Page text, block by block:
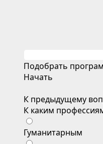
Подобрать
Начать
К предыдущему
К каким
Гуманитарным